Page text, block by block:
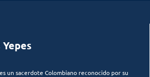
un sacerdote Colombiano reconocido por su